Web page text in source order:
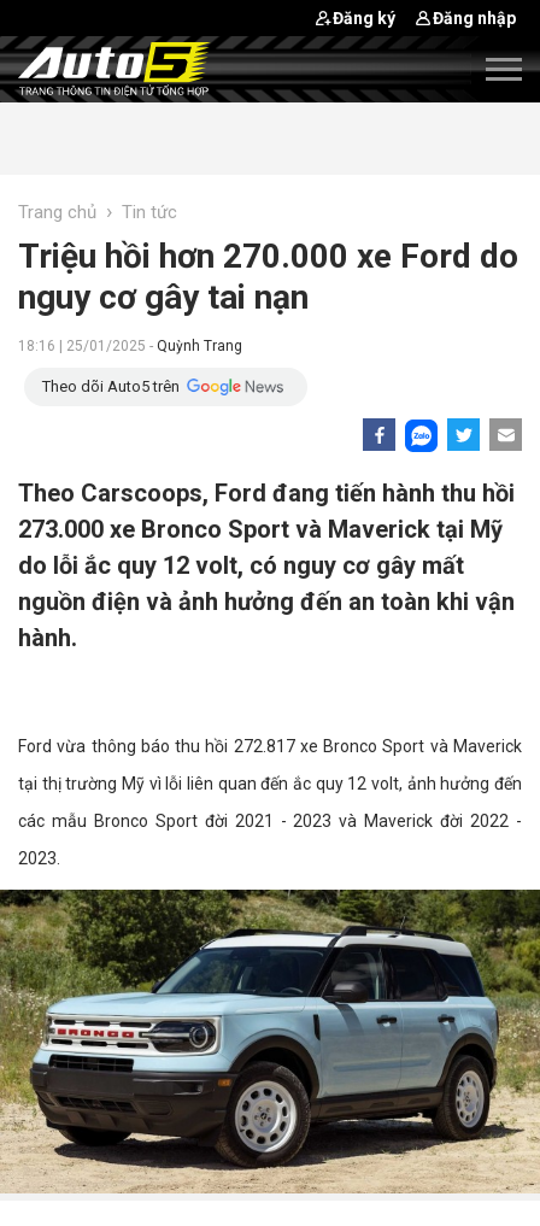
Đăng ký Đăng nhập
Trang chủ › Tin tức
Triệu hồi hơn 270.000 xe Ford do
nguy cơ gây tai nạn
18:16 | 25/01/2025 - Quỳnh Trang
Theo dõi Auto5 trên
Theo Carscoops, Ford đang tiến hành thu hồi
273.000 xe Bronco Sport và Maverick tại Mỹ
do lỗi ắc quy 12 volt, có nguy cơ gây mất
nguồn điện và ảnh hưởng đến an toàn khi vận
hành.
Ford vừa thông báo thu hồi 272.817 xe Bronco Sport và Maverick
tại thị trường Mỹ vì lỗi liên quan đến ắc quy 12 volt, ảnh hưởng đến
các mẫu Bronco Sport đời 2021 - 2023 và Maverick đời 2022 -
2023.